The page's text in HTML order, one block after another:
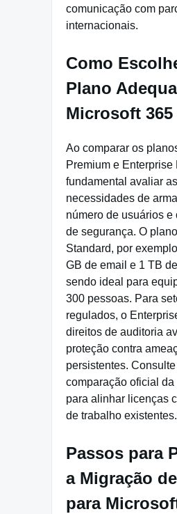
comunicação com
internacionais.
Como
Plano
Microsoft 365
Ao comparar os
Premium e Enterprise
fundamental avaliar as
necessidades de
número de usuários e
de segurança. O
Standard, por
GB de email e 1 TB
sendo ideal para
300 pessoas. Para
regulados, o
direitos de auditoria
proteção contra
persistentes.
comparação oficial da
para alinhar licenças
de trabalho existentes.
Passos para
a Migração
para